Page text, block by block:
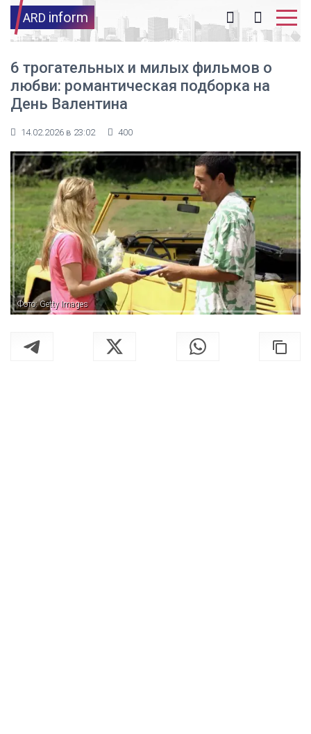
ARD inform
6 трогательных и милых фильмов о
любви: романтическая подборка на
День Валентина
14.02.2026 в 23:02 400
Фото: Getty Images